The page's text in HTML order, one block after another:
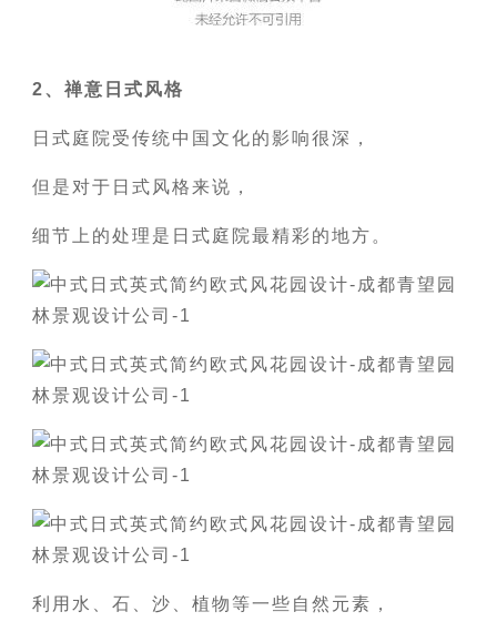
2、禅意日式风格
日式庭院受传统中国文化的影响很深，
但是对于日式风格来说，
细节上的处理是日式庭院最精彩的地方。
利用水、石、沙、植物等一些自然元素，